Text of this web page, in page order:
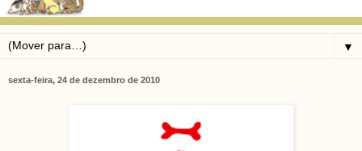
▼
sexta-feira, 24 de dezembro de 2010